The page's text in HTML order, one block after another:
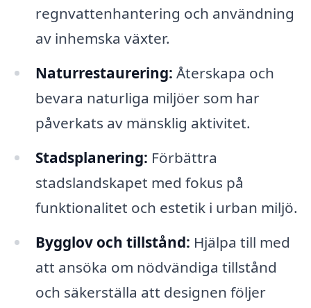
regnvattenhantering och användning
av inhemska växter.
Naturrestaurering: Återskapa och
bevara naturliga miljöer som har
påverkats av mänsklig aktivitet.
Stadsplanering: Förbättra
stadslandskapet med fokus på
funktionalitet och estetik i urban miljö.
Bygglov och tillstånd: Hjälpa till med
att ansöka om nödvändiga tillstånd
och säkerställa att designen följer